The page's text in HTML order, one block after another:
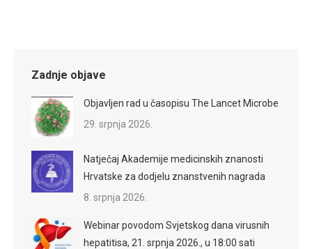
Zadnje objave
Objavljen rad u časopisu The Lancet Microbe
29. srpnja 2026.
Natječaj Akademije medicinskih znanosti
Hrvatske za dodjelu znanstvenih nagrada
8. srpnja 2026.
Webinar povodom Svjetskog dana virusnih
hepatitisa, 21. srpnja 2026., u 18:00 sati